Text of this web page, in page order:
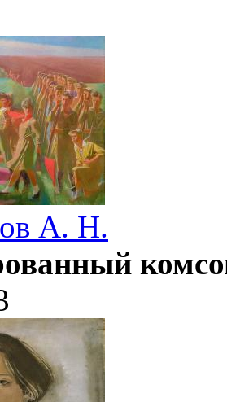
А. Н.